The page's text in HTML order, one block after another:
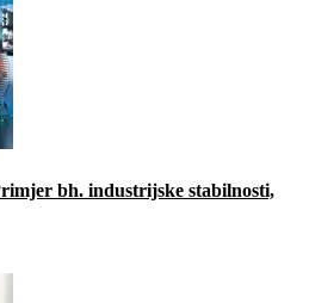
bh. industrijske stabilnosti,